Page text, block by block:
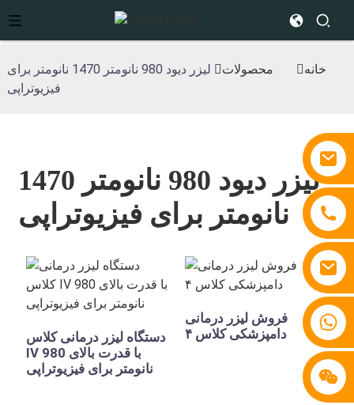
‎+86 15810767862‎
خانه محصولات
لیزر دیود 980 نانومتر 1470 نانومتر برای
فیزیوتراپی
لیزر دیود 980 نانومتر 1470
نانومتر برای فیزیوتراپی
دستگاه لیزر درمانی کلاس
IV با قدرت بالای 980
نانومتر برای فیزیوتراپی
فروش لیزر درمانی
دامپزشکی کلاس ۴